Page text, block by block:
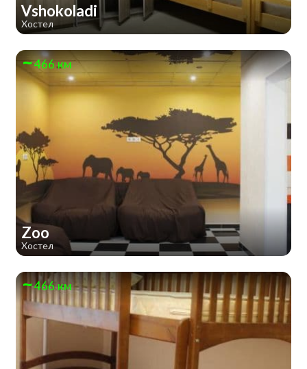
Vshokoladi
Хостел
466 км
Zoo
Хостел
466 км